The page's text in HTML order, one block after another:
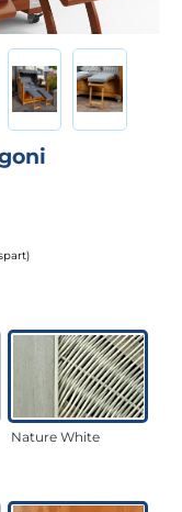
Nature White